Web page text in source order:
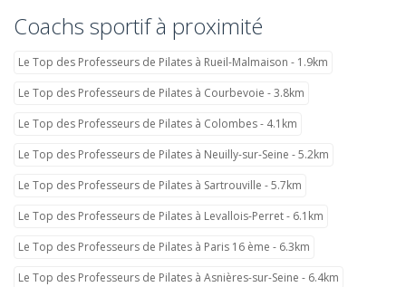
Coachs sportif à proximité
Le Top des Professeurs de Pilates à Rueil-Malmaison - 1.9km
Le Top des Professeurs de Pilates à Courbevoie - 3.8km
Le Top des Professeurs de Pilates à Colombes - 4.1km
Le Top des Professeurs de Pilates à Neuilly-sur-Seine - 5.2km
Le Top des Professeurs de Pilates à Sartrouville - 5.7km
Le Top des Professeurs de Pilates à Levallois-Perret - 6.1km
Le Top des Professeurs de Pilates à Paris 16 ème - 6.3km
Le Top des Professeurs de Pilates à Asnières-sur-Seine - 6.4km